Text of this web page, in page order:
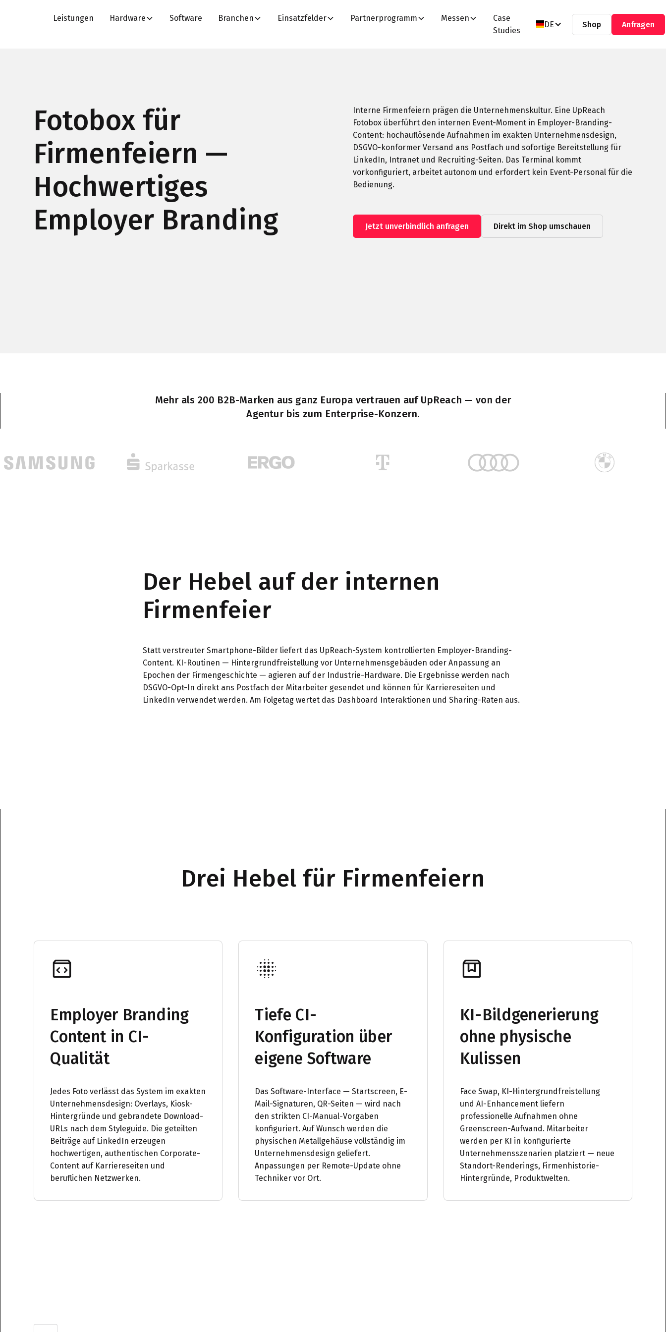
Leistungen Hardware Software Branchen Einsatzfelder Partnerprogramm Messen
Case
Studies
DE Shop Anfragen
Fotobox für
Firmenfeiern —
Hochwertiges
Employer Branding
Interne Firmenfeiern prägen die Unternehmenskultur. Eine UpReach
Fotobox überführt den internen Event-Moment in Employer-Branding-
Content: hochauflösende Aufnahmen im exakten Unternehmensdesign,
DSGVO-konformer Versand ans Postfach und sofortige Bereitstellung für
LinkedIn, Intranet und Recruiting-Seiten. Das Terminal kommt
vorkonfiguriert, arbeitet autonom und erfordert kein Event-Personal für die
Bedienung.
Jetzt unverbindlich anfragen Direkt im Shop umschauen
Mehr als 200 B2B-Marken aus ganz Europa vertrauen auf UpReach — von der
Agentur bis zum Enterprise-Konzern.
Der Hebel auf der internen
Firmenfeier
Statt verstreuter Smartphone-Bilder liefert das UpReach-System kontrollierten Employer-Branding-
Content. KI-Routinen — Hintergrundfreistellung vor Unternehmensgebäuden oder Anpassung an
Epochen der Firmengeschichte — agieren auf der Industrie-Hardware. Die Ergebnisse werden nach
DSGVO-Opt-In direkt ans Postfach der Mitarbeiter gesendet und können für Karriereseiten und
LinkedIn verwendet werden. Am Folgetag wertet das Dashboard Interaktionen und Sharing-Raten aus.
Drei Hebel für Firmenfeiern
Employer Branding
Content in CI-
Qualität
Jedes Foto verlässt das System im exakten
Unternehmensdesign: Overlays, Kiosk-
Hintergründe und gebrandete Download-
URLs nach dem Styleguide. Die geteilten
Beiträge auf LinkedIn erzeugen
hochwertigen, authentischen Corporate-
Content auf Karriereseiten und
beruflichen Netzwerken.
Tiefe CI-
Konfiguration über
eigene Software
Das Software-Interface — Startscreen, E-
Mail-Signaturen, QR-Seiten — wird nach
den strikten CI-Manual-Vorgaben
konfiguriert. Auf Wunsch werden die
physischen Metallgehäuse vollständig im
Unternehmensdesign geliefert.
Anpassungen per Remote-Update ohne
Techniker vor Ort.
KI-Bildgenerierung
ohne physische
Kulissen
Face Swap, KI-Hintergrundfreistellung
und AI-Enhancement liefern
professionelle Aufnahmen ohne
Greenscreen-Aufwand. Mitarbeiter
werden per KI in konfigurierte
Unternehmensszenarien platziert — neue
Standort-Renderings, Firmenhistorie-
Hintergründe, Produktwelten.
Slide 2 of 3.